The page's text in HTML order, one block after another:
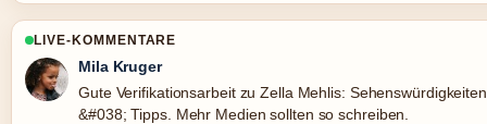
LIVE-KOMMENTARE
Mila Kruger
Gute Verifikationsarbeit zu Zella Mehlis:
&#038; Tipps. Mehr Medien sollten so schreiben.